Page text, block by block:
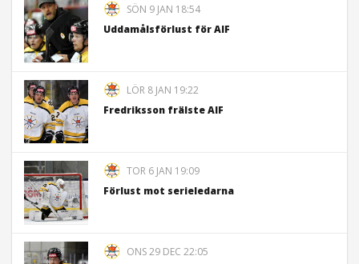
SÖN 9 JAN 18:54
Uddamålsförlust för AIF
LÖR 8 JAN 19:22
Fredriksson frälste AIF
TOR 6 JAN 19:09
Förlust mot serieledarna
ONS 29 DEC 22:05